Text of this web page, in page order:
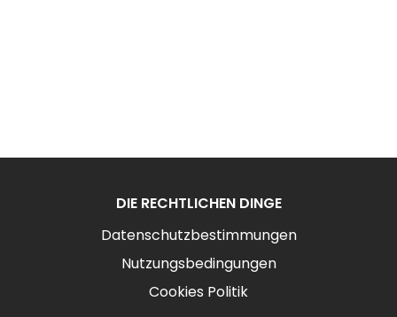
DIE RECHTLICHEN DINGE
Datenschutzbestimmungen
Nutzungsbedingungen
Cookies Politik